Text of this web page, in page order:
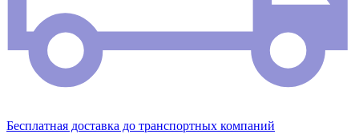
Бесплатная доставка до транспортных компаний